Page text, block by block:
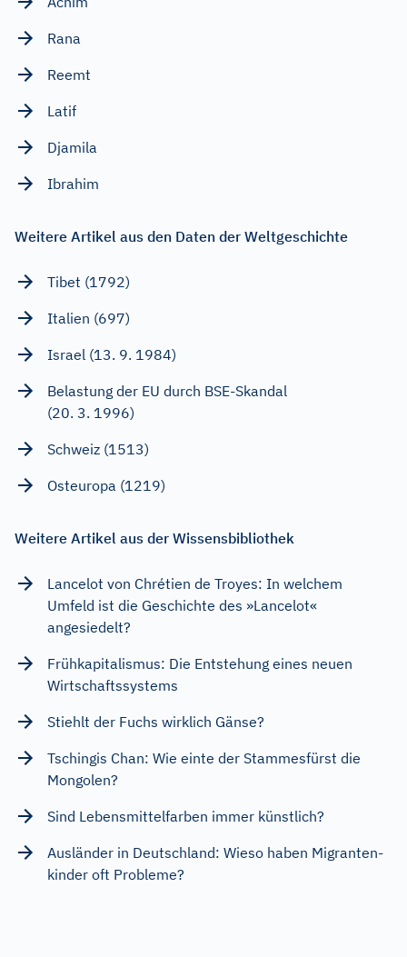
Rana
Reemt
Latif
Djamila
Ibrahim
Weitere Artikel aus den Daten der Weltgeschichte
Tibet (1792)
Italien (697)
Israel (13. 9. 1984)
Belastung der EU durch BSE-Skandal
(20. 3. 1996)
Schweiz (1513)
Osteuropa (1219)
Weitere Artikel aus der Wissensbibliothek
Lancelot von Chrétien de Troyes: In welchem
Umfeld ist die Geschichte des »Lancelot«
angesiedelt?
Frühkapitalismus: Die Entstehung eines neuen
Wirtschaftssystems
Stiehlt der Fuchs wirklich Gänse?
Tschingis Chan: Wie einte der Stammesfürst die
Mongolen?
Sind Lebensmittelfarben immer künstlich?
Ausländer in Deutschland: Wieso haben Migranten-
kinder oft Probleme?